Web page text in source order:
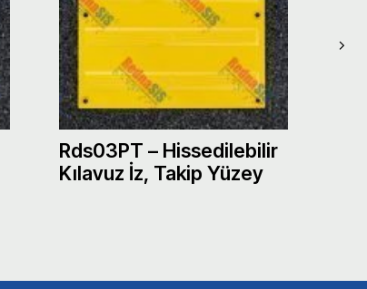
Rds03PT – Hissedilebilir
Kılavuz İz, Takip Yüzey